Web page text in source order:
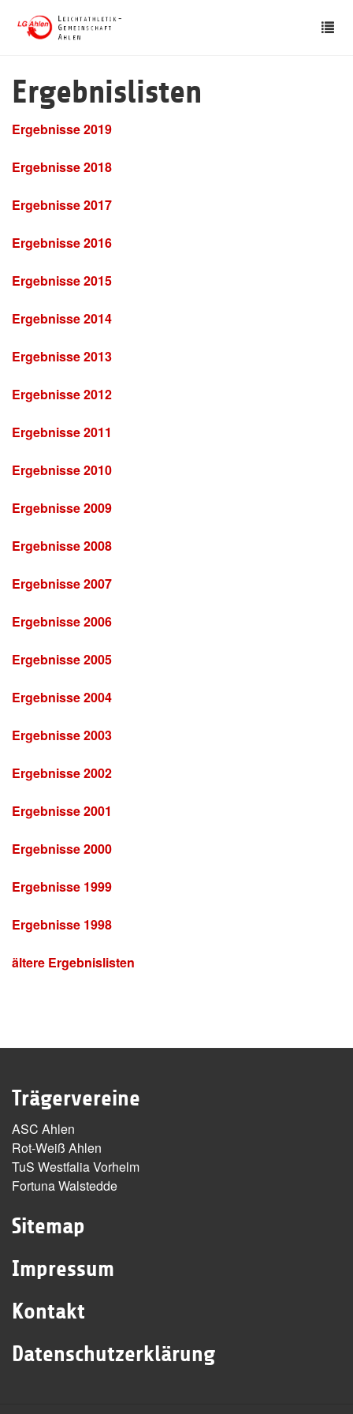
Ergebnislisten
Ergebnisse 2019
Ergebnisse 2018
Ergebnisse 2017
Ergebnisse 2016
Ergebnisse 2015
Ergebnisse 2014
Ergebnisse 2013
Ergebnisse 2012
Ergebnisse 2011
Ergebnisse 2010
Ergebnisse 2009
Ergebnisse 2008
Ergebnisse 2007
Ergebnisse 2006
Ergebnisse 2005
Ergebnisse 2004
Ergebnisse 2003
Ergebnisse 2002
Ergebnisse 2001
Ergebnisse 2000
Ergebnisse 1999
Ergebnisse 1998
ältere Ergebnislisten
Trägervereine
ASC Ahlen
Rot-Weiß Ahlen
TuS Westfalia Vorhelm
Fortuna Walstedde
Sitemap
Impressum
Kontakt
Datenschutzerklärung